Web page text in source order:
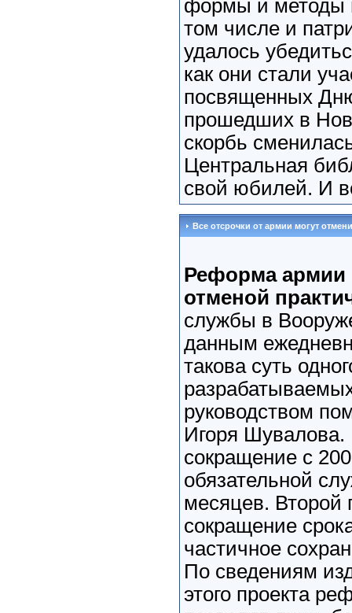
формы и методы
том числе и
удалось
как они стали
посвященных
прошедших в
скорбь
Центральная
свой юбилей. И
Все отсрочки от армии могут
Реформа армии
отменой
службы в
данным
такова суть
руководством
Игоря Шувалова.
сокращение с
обязательной
месяцев. Второй
сокращение
частичное
По сведениям
этого проекта